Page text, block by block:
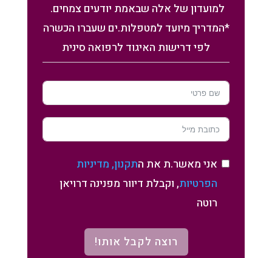
למועדון של אלה שבאמת יודעים צמחים.
*המדריך מיועד למטפלות.ים שעברו הכשרה
לפי דרישות האיגוד לרפואה סינית
אני מאשר.ת את התקנון, מדיניות
הפרטיות, וקבלת דיוור מפנינה דרויאן
רוטה
רוצה לקבל אותו!